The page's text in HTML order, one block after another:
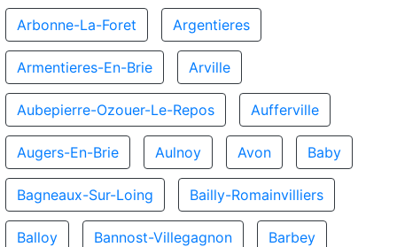
Arbonne-La-Foret Argentieres
Armentieres-En-Brie Arville
Aubepierre-Ozouer-Le-Repos Aufferville
Augers-En-Brie Aulnoy Avon Baby
Bagneaux-Sur-Loing Bailly-Romainvilliers
Balloy Bannost-Villegagnon Barbey